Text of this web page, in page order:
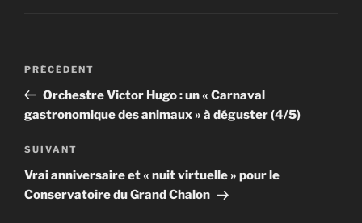
Navigation
l’article
Article
précédent
PRÉCÉDENT
Orchestre Victor Hugo : un « Carnaval
gastronomique des animaux » à déguster (4/5)
Article
suivant
SUIVANT
Vrai anniversaire et « nuit virtuelle » pour le
Conservatoire du Grand Chalon